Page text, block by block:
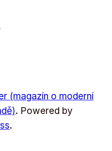
(magazín o moderní
. Powered by
.